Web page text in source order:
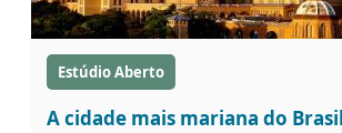
Estúdio Aberto
A cidade mais mariana do Brasil